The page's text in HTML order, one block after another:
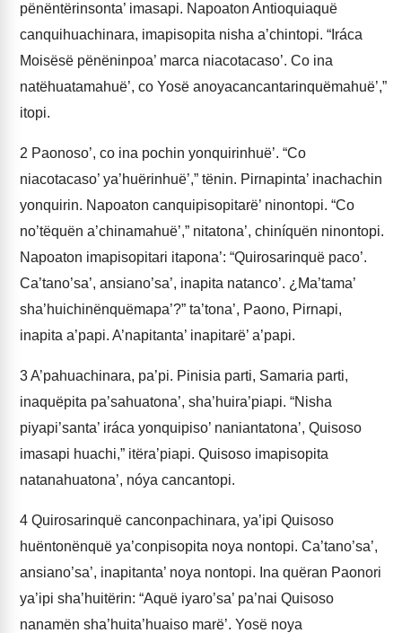
pënëntërinsonta’ imasapi. Napoaton Antioquiaquë
canquihuachinara, imapisopita nisha a’chintopi. “Iráca
Moisësë pënëninpoa’ marca niacotacaso’. Co ina
natëhuatamahuë’, co Yosë anoyacancantarinquëmahuë’,”
itopi.
2 Paonoso’, co ina pochin yonquirinhuë’. “Co
niacotacaso’ ya’huërinhuë’,” tënin. Pirnapinta’ inachachin
yonquirin. Napoaton canquipisopitarë’ ninontopi. “Co
no’tëquën a’chinamahuë’,” nitatona’, chiníquën ninontopi.
Napoaton imapisopitari itapona’: “Quirosarinquë paco’.
Ca’tano’sa’, ansiano’sa’, inapita natanco’. ¿Ma’tama’
sha’huichinënquëmapa’?” ta’tona’, Paono, Pirnapi,
inapita a’papi. A’napitanta’ inapitarë’ a’papi.
3A’pahuachinara, pa’pi. Pinisia parti, Samaria parti,
inaquëpita pa’sahuatona’, sha’huira’piapi. “Nisha
piyapi’santa’ iráca yonquipiso’ naniantatona’, Quisoso
imasapi huachi,” itëra’piapi. Quisoso imapisopita
natanahuatona’, nóya cancantopi.
4 Quirosarinquë canconpachinara, ya’ipi Quisoso
huëntonënquë ya’conpisopita noya nontopi. Ca’tano’sa’,
ansiano’sa’, inapitanta’ noya nontopi. Ina quëran Paonori
ya’ipi sha’huitërin: “Aquë iyaro’sa’ pa’nai Quisoso
nanamën sha’huita’huaiso marë’. Yosë noya